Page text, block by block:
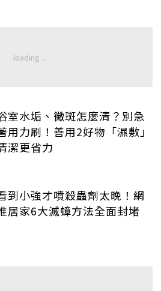
室水垢、黴斑怎麼清？別急
用力刷！善用2好物「濕敷」
潔更省力
到小強才噴殺蟲劑太晚！網
居家6大滅蟑方法全面封堵